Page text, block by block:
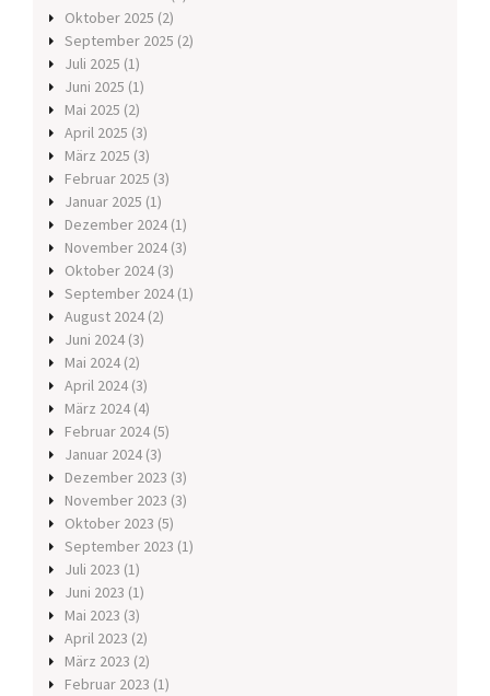
Oktober 2025 (2)
September 2025 (2)
Juli 2025 (1)
Juni 2025 (1)
Mai 2025 (2)
April 2025 (3)
März 2025 (3)
Februar 2025 (3)
Januar 2025 (1)
Dezember 2024 (1)
November 2024 (3)
Oktober 2024 (3)
September 2024 (1)
August 2024 (2)
Juni 2024 (3)
Mai 2024 (2)
April 2024 (3)
März 2024 (4)
Februar 2024 (5)
Januar 2024 (3)
Dezember 2023 (3)
November 2023 (3)
Oktober 2023 (5)
September 2023 (1)
Juli 2023 (1)
Juni 2023 (1)
Mai 2023 (3)
April 2023 (2)
März 2023 (2)
Februar 2023 (1)